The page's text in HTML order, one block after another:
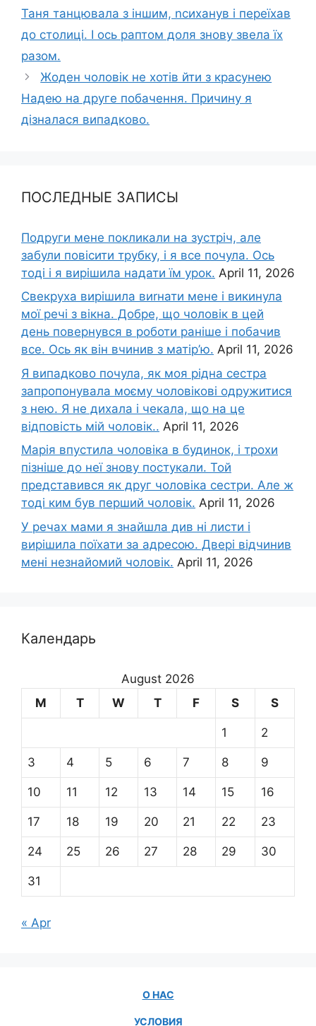
Таня танцювала з іншим, nсиханув і переїхав
до столиці. І ось раптом доля знову звела їх
разом.
Жоден чоловік не хотів йти з красунею
Надею на друге побачення. Причину я
дізналася випадково.
ПОСЛЕДНЫЕ ЗАПИСЫ
Подруги мене покликали на зустріч, але
забули повісити трубку, і я все почула. Ось
тоді і я вирішила надати їм урок. April 11, 2026
Свекруха вирішила виrнати мене і викинула
мої речі з вікна. Добре, що чоловік в цей
день повернувся в роботи раніше і побачив
все. Ось як він вчинив з матір’ю. April 11, 2026
Я випадково почула, як моя рідна сестра
запропонувала моєму чоловікові одружитися
з нею. Я не дихала і чекала, що на це
відповість мій чоловік.. April 11, 2026
Марія впустила чоловіка в будинок, і трохи
пізніше до неї знову постукали. Той
представився як друг чоловіка сестри. Але ж
тоді ким був перший чоловік. April 11, 2026
У речах мами я знайшла див ні листи і
вирішила поїхати за адресою. Двері відчинив
мені незнайомий чоловік. April 11, 2026
Календарь
August 2026
M
T W T F S S
1 2
3 4 5 6 7 8 9
10 11 12 13 14 15 16
17 18 19 20 21 22 23
24 25 26 27 28 29 30
31
« Apr
О НАС
УСЛОВИЯ